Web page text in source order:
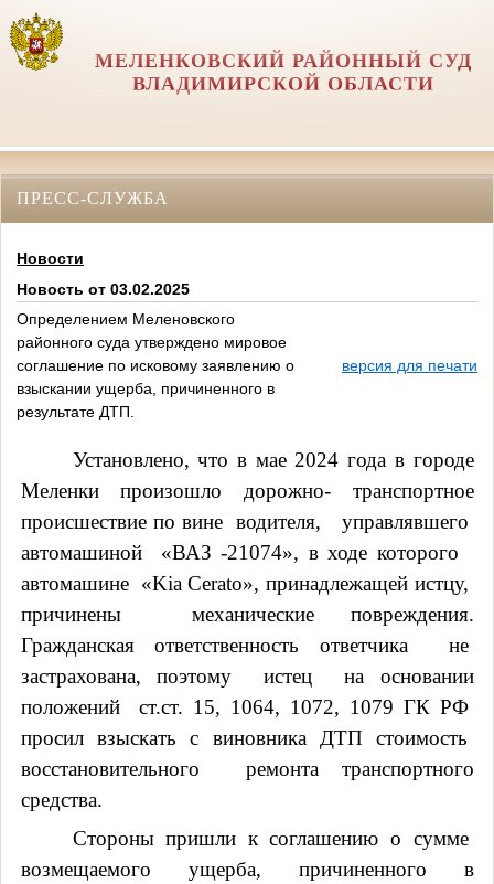
МЕЛЕНКОВСКИЙ РАЙОННЫЙ СУД
ВЛАДИМИРСКОЙ ОБЛАСТИ
ПРЕСС-СЛУЖБА
Новости
Новость от 03.02.2025
Определением Меленовского
районного суда утверждено мировое
соглашение по исковому заявлению о
взыскании ущерба, причиненного в
результате ДТП.
версия для печати
Установлено, что в мае 2024 года в городе
Меленки произошло дорожно- транспортное
происшествие по вине водителя,
управлявшего
автомашиной
«ВАЗ -21074», в ходе которого
автомашине «Kia Cerato», принадлежащей истцу,
причинены
механические повреждения.
Гражданская ответственность ответчика
не
застрахована, поэтому
истец
на основании
положений
ст.ст. 15, 1064, 1072, 1079 ГК РФ
просил взыскать с виновника ДТП стоимость
восстановительного
ремонта транспортного
средства.
Стороны пришли к соглашению о сумме
возмещаемого ущерба, причиненного в